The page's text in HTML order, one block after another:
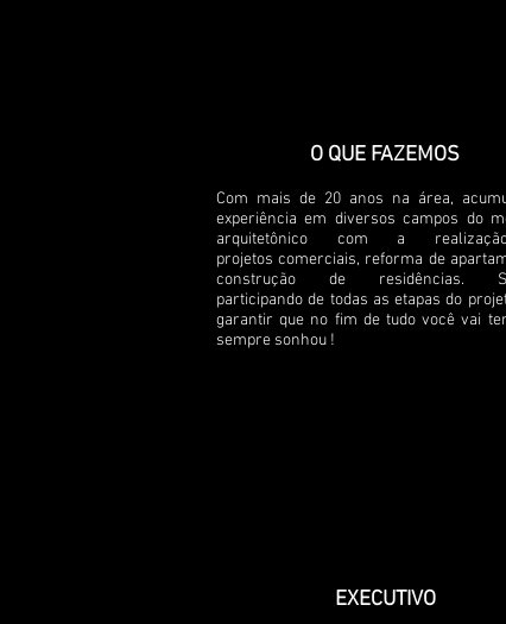
O QUE FAZEMOS
Com mais de 20 anos na área,
experiência em diversos campos do
arquitetônico com a
projetos comerciais, reforma de
construção de residências.
participando de todas as etapas do
garantir que no fim de tudo você vai
sempre sonhou !
EXECUTIVO